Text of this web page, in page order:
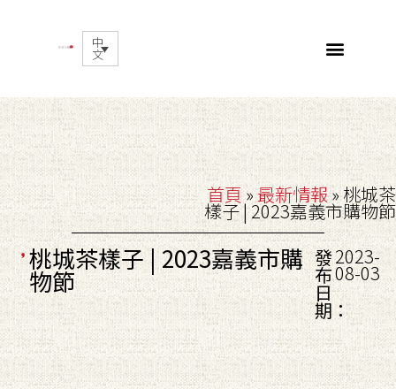
中
文
首頁»最新情報»桃城茶
樣子 | 2023嘉義市購物節
桃城茶樣子 | 2023嘉義市購
物節
發
布
日
期：
2023-
08-03